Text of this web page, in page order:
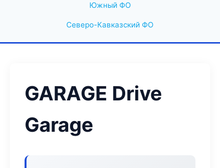
Южный ФО
Северо-Кавказский ФО
GARAGE Drive
Garage